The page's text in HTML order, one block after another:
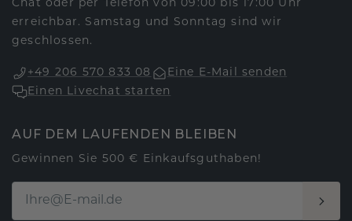
Chat oder per Telefon von 09:00 bis 17:00 Uhr
erreichbar. Samstag und Sonntag sind wir
geschlossen.
+49 206 570 833 08
Eine E-Mail senden
Einen Livechat starten
AUF DEM LAUFENDEN BLEIBEN
Gewinnen Sie 500 € Einkaufsguthaben!